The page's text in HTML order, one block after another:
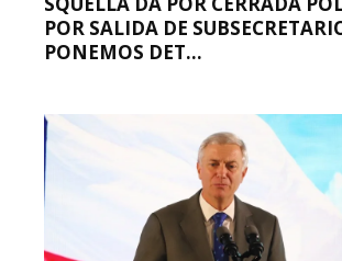
POR SALIDA DE
PONEMOS DET...